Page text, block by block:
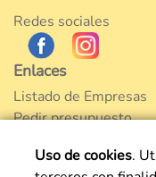
Redes sociales
Enlaces
Listado de Empresas
Pedir presupuesto
Reformas en Madrid
Uso de cookies.